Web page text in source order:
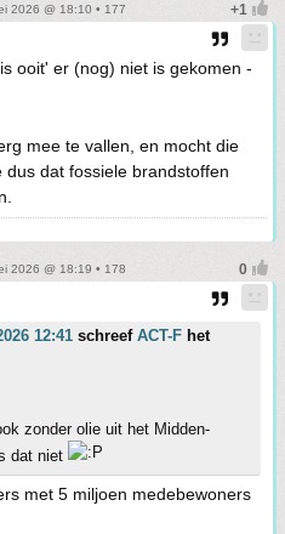
2026 @ 18:10 • 177
ooit' er (nog) niet is gekomen -
mee te vallen, en mocht die
dat fossiele brandstoffen
2026 @ 18:19 • 178
12:41 schreef ACT-F het
zonder olie uit het Midden-
dat niet
met 5 miljoen medebewoners